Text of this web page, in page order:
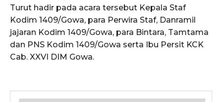
Turut hadir pada acara tersebut Kepala Staf
Kodim 1409/Gowa, para Perwira Staf, Danramil
jajaran Kodim 1409/Gowa, para Bintara, Tamtama
dan PNS Kodim 1409/Gowa serta Ibu Persit KCK
Cab. XXVI DIM Gowa.